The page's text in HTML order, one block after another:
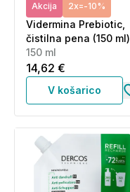
Akcija 2x=-10%
Vidermina Prebiotic,
čistilna pena (150 ml)
150 ml
14,62 €
V košarico